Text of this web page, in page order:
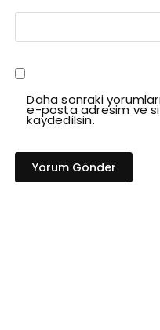
Daha sonraki
e-posta adresim ve
kaydedilsin.